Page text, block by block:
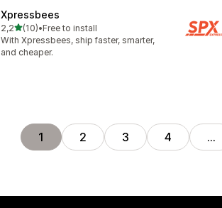
Xpressbees
2,2av 5 stjerner
(10)
Totalt 10 omtaler
•Free to install
With Xpressbees, ship faster, smarter,
and cheaper.
1 2 3 4 …